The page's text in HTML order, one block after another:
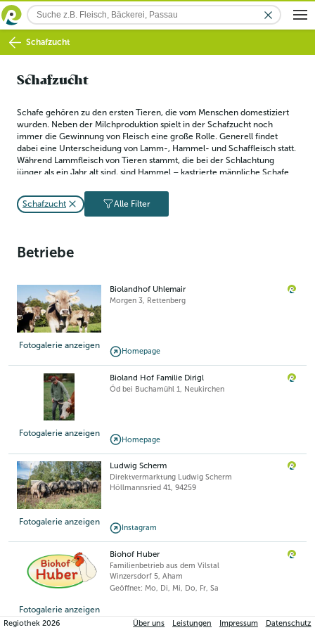
Schafzucht
Schafzucht
Schafe gehören zu den ersten Tieren, die vom Menschen domestiziert
wurden. Neben der Milchproduktion spielt in der Schafzucht noch
immer die Gewinnung von Fleisch eine große Rolle. Generell findet
dabei eine Unterscheidung von Lamm-, Hammel- und Schaffleisch statt.
Während Lammfleisch von Tieren stammt, die bei der Schlachtung
jünger als ein Jahr alt sind, sind Hammel – kastrierte männliche Schafe
Fleisch der älteren Tiere wird demzufolge als Schaffleisch bezeichnet.
Für eine artgerechte Haltung benötigen die Herdentiere vor allem
Schafzucht Alle Filter
Betriebe
Fotogalerie anzeigen
Biolandhof Uhlemair
Morgen 3, Rettenberg
Homepage
Fotogalerie anzeigen
Bioland Hof Familie Dirigl
Öd bei Buchamühl 1, Neukirchen
Homepage
Fotogalerie anzeigen
Ludwig Scherm
Direktvermarktung Ludwig Scherm
Höllmannsried 41, 94259
Instagram
Fotogalerie anzeigen
Biohof Huber
Familienbetrieb aus dem Vilstal
Winzersdorf 5, Aham
Geöffnet: Mo, Di, Mi, Do, Fr, Sa
Regiothek2026 Über uns Leistungen Impressum Datenschutz